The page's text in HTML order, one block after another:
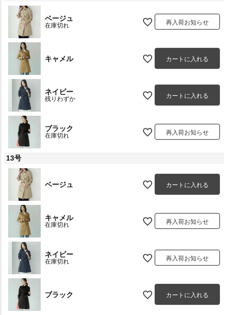
ベージュ
在庫切れ 再入荷お知らせ
キャメル カートに入れる
ネイビー
残りわずか カートに入れる
ブラック
在庫切れ 再入荷お知らせ
13号
ベージュ カートに入れる
キャメル
在庫切れ 再入荷お知らせ
ネイビー
在庫切れ 再入荷お知らせ
ブラック カートに入れる